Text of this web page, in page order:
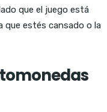
que el juego está
que estés cansado o la